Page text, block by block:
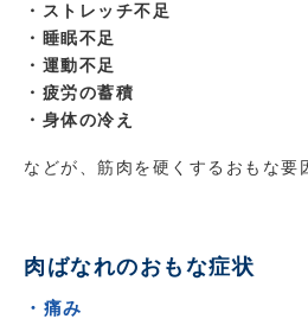
・ストレッチ不足
・睡眠不足
・運動不足
・疲労の蓄積
・身体の冷え
などが、筋肉を硬くするおもな要
肉ばなれのおもな症状
・痛み